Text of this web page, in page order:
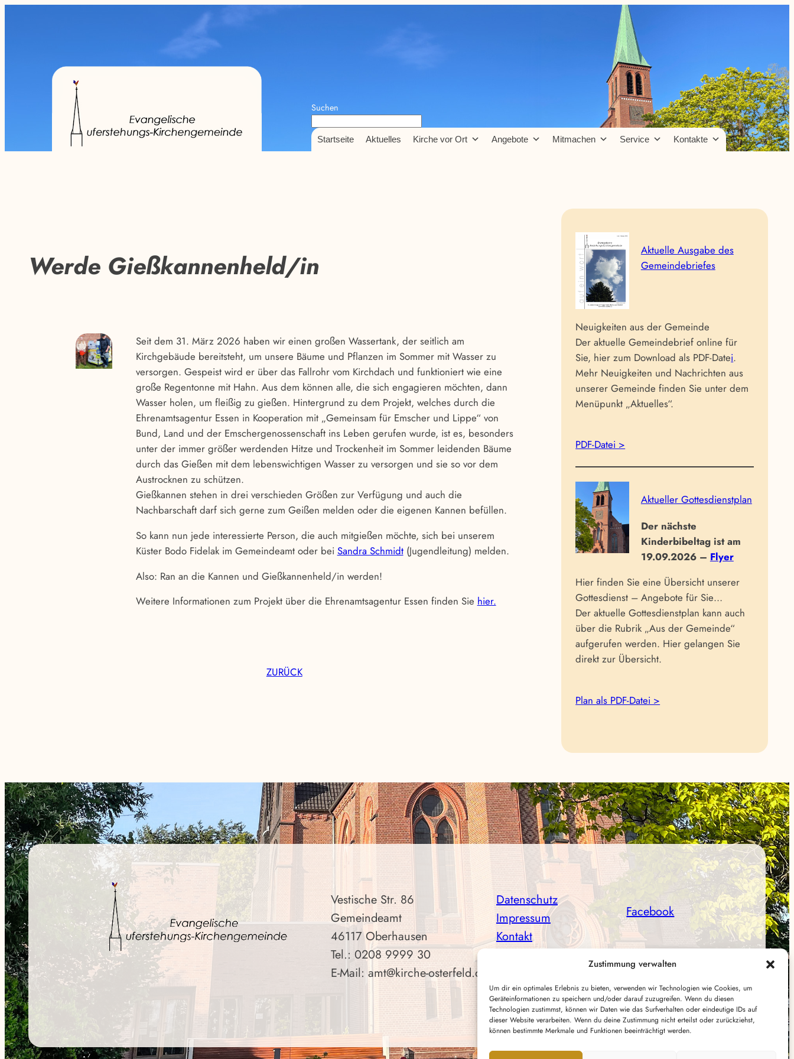
Zustimmung verwalten
Um dir ein optimales Erlebnis zu bieten, verwenden wir Technologien wie Cookies, um
Geräteinformationen zu speichern und/oder darauf zuzugreifen. Wenn du diesen
Technologien zustimmst, können wir Daten wie das Surfverhalten oder eindeutige IDs auf
dieser Website verarbeiten. Wenn du deine Zustimmung nicht erteilst oder zurückziehst,
können bestimmte Merkmale und Funktionen beeinträchtigt werden.
Suchen
Startseite Aktuelles Kirche vor Ort Angebote Mitmachen Service Kontakte
Werde Gießkannenheld/in
Seit dem 31. März 2026 haben wir einen großen Wassertank, der seitlich am
Kirchgebäude bereitsteht, um unsere Bäume und Pflanzen im Sommer mit Wasser zu
versorgen. Gespeist wird er über das Fallrohr vom Kirchdach und funktioniert wie eine
große Regentonne mit Hahn. Aus dem können alle, die sich engagieren möchten, dann
Wasser holen, um fleißig zu gießen. Hintergrund zu dem Projekt, welches durch die
Ehrenamtsagentur Essen in Kooperation mit „Gemeinsam für Emscher und Lippe“ von
Bund, Land und der Emschergenossenschaft ins Leben gerufen wurde, ist es, besonders
unter der immer größer werdenden Hitze und Trockenheit im Sommer leidenden Bäume
durch das Gießen mit dem lebenswichtigen Wasser zu versorgen und sie so vor dem
Austrocknen zu schützen.
Gießkannen stehen in drei verschieden Größen zur Verfügung und auch die
Nachbarschaft darf sich gerne zum Geißen melden oder die eigenen Kannen befüllen.
So kann nun jede interessierte Person, die auch mitgießen möchte, sich bei unserem
Küster Bodo Fidelak im Gemeindeamt oder bei Sandra Schmidt(Jugendleitung) melden.
Also: Ran an die Kannen und Gießkannenheld/in werden!
Weitere Informationen zum Projekt über die Ehrenamtsagentur Essen finden Sie hier.
ZURÜCK
Aktuelle Ausgabe des
Gemeindebriefes
Neuigkeiten aus der Gemeinde
Der aktuelle Gemeindebrief online für
Sie, hier zum Download als PDF-Datei.
Mehr Neuigkeiten und Nachrichten aus
unserer Gemeinde finden Sie unter dem
Menüpunkt „Aktuelles“.
PDF-Datei >
Aktueller Gottesdienstplan
Der nächste
Kinderbibeltag ist am
19.09.2026 – Flyer
Hier finden Sie eine Übersicht unserer
Gottesdienst – Angebote für Sie…
Der aktuelle Gottesdienstplan kann auch
über die Rubrik „Aus der Gemeinde“
aufgerufen werden. Hier gelangen Sie
direkt zur Übersicht.
Plan als PDF-Datei >
Vestische Str. 86
Gemeindeamt
46117 Oberhausen
Tel.: 0208 9999 30
E-Mail: amt@kirche-osterfeld.de
Datenschutz
Impressum
Kontakt
Facebook
Instagram